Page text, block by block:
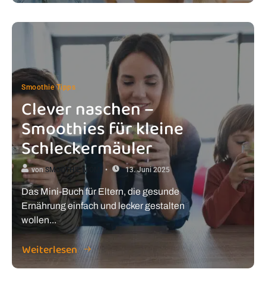
Smoothie Tipps
Clever naschen –
Smoothies für kleine
Schleckermäuler
vonSMOOTHIE MOM 13. Juni 2025
Das Mini-Buch für Eltern, die gesunde
Ernährung einfach und lecker gestalten
wollen...
Weiterlesen